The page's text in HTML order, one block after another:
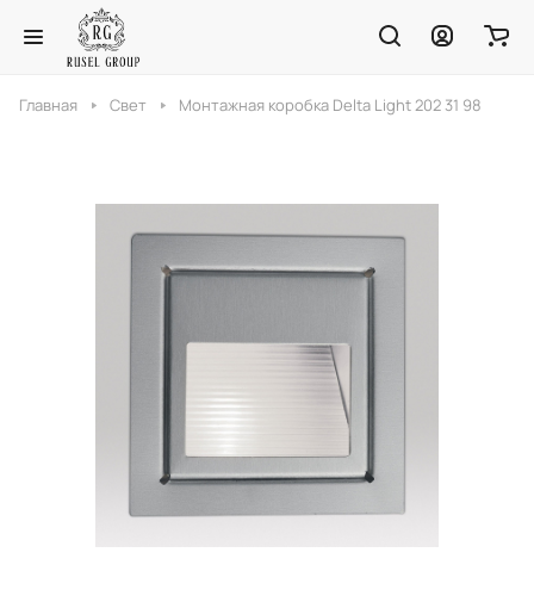
Главная Свет Монтажная коробка Delta Light 202 31 98